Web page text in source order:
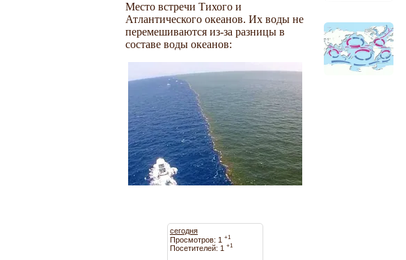
Место встречи Тихого и
Атлантического океанов. Их воды не
перемешиваются из-за разницы в
составе воды океанов:
сегодня
Просмотров: 1 +1
Посетителей: 1 +1